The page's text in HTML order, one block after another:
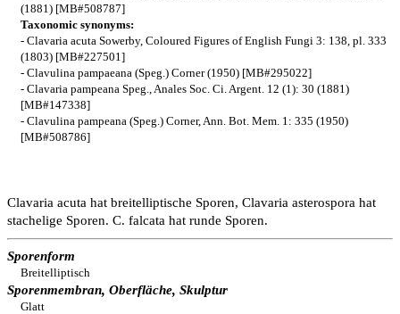
(1881) [MB#508787]
Taxonomic synonyms:
- Clavaria acuta Sowerby, Coloured Figures of English Fungi 3: 138, pl. 333
(1803) [MB#227501]
- Clavulina pampaeana (Speg.) Corner (1950) [MB#295022]
- Clavaria pampeana Speg., Anales Soc. Ci. Argent. 12 (1): 30 (1881)
[MB#147338]
- Clavulina pampeana (Speg.) Corner, Ann. Bot. Mem. 1: 335 (1950)
[MB#508786]
Clavaria acuta hat breitelliptische Sporen, Clavaria asterospora hat
stachelige Sporen. C. falcata hat runde Sporen.
Sporenform
Breitelliptisch
Sporenmembran, Oberfläche, Skulptur
Glatt